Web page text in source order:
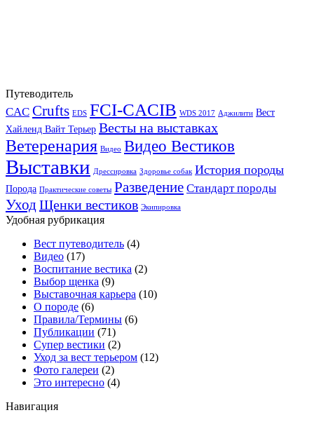
Путеводитель
CAC Crufts EDS FCI-CACIB WDS 2017 Аджилити Вест
Хайленд Вайт Терьер Весты на выставках
Ветеренария Видео Видео Вестиков
Выставки Дрессировка Здоровье собак История породы
Порода Практические советы Разведение Стандарт породы
УходЩенки вестиков Экипировка
Удобная рубрикация
Вест путеводитель (4)
Видео (17)
Воспитание вестика (2)
Выбор щенка (9)
Выставочная карьера (10)
О породе (6)
Правила/Термины (6)
Публикации (71)
Супер вестики (2)
Уход за вест терьером (12)
Фото галереи (2)
Это интересно (4)
Навигация